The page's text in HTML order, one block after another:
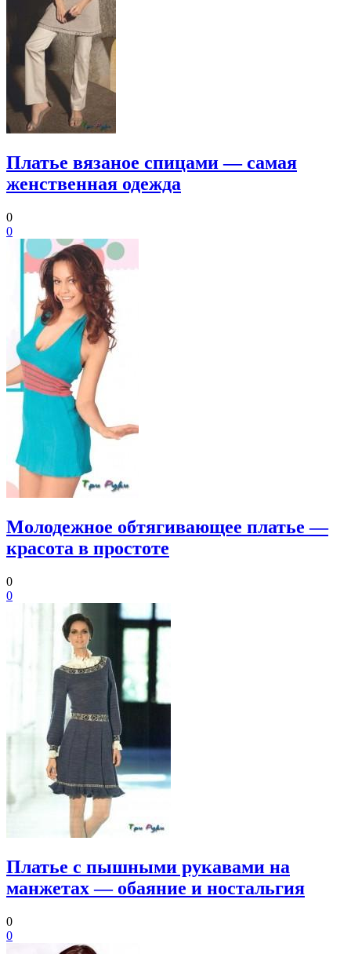
Платье вязаное спицами — самая
женственная одежда
0
0
Молодежное обтягивающее платье —
красота в простоте
0
0
Платье с пышными рукавами на
манжетах — обаяние и ностальгия
0
0